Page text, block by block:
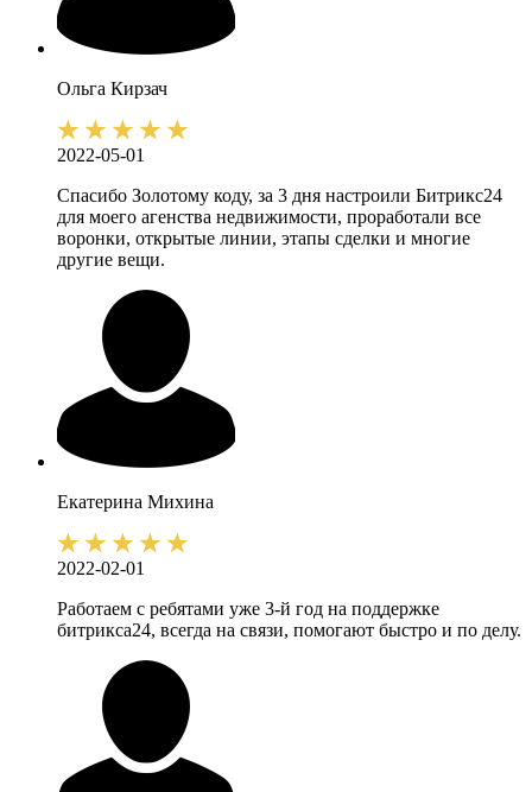
Ольга Кирзач
2022-05-01
Спасибо Золотому коду, за 3 дня настроили Битрикс24
для моего агенства недвижимости, проработали все
воронки, открытые линии, этапы сделки и многие
другие вещи.
Екатерина Михина
2022-02-01
Работаем с ребятами уже 3-й год на поддержке
битрикса24, всегда на связи, помогают быстро и по делу.